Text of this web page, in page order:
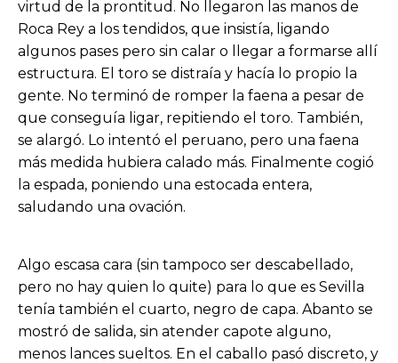
virtud de la prontitud. No llegaron las manos de
Roca Rey a los tendidos, que insistía, ligando
algunos pases pero sin calar o llegar a formarse allí
estructura. El toro se distraía y hacía lo propio la
gente. No terminó de romper la faena a pesar de
que conseguía ligar, repitiendo el toro. También,
se alargó. Lo intentó el peruano, pero una faena
más medida hubiera calado más. Finalmente cogió
la espada, poniendo una estocada entera,
saludando una ovación.
Algo escasa cara (sin tampoco ser descabellado,
pero no hay quien lo quite) para lo que es Sevilla
tenía también el cuarto, negro de capa. Abanto se
mostró de salida, sin atender capote alguno,
menos lances sueltos. En el caballo pasó discreto, y